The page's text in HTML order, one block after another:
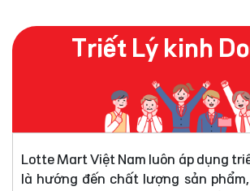
Triết Lý kinh
Lotte Mart Việt Nam luôn áp dụng
là hướng đến chất lượng sản